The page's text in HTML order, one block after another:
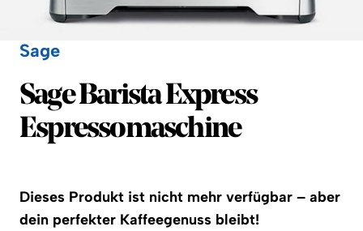
Sage
Sage
Sage Barista Express
Espressomaschine
Dieses Produkt ist nicht mehr verfügbar – aber
dein perfekter Kaffeegenuss bleibt!